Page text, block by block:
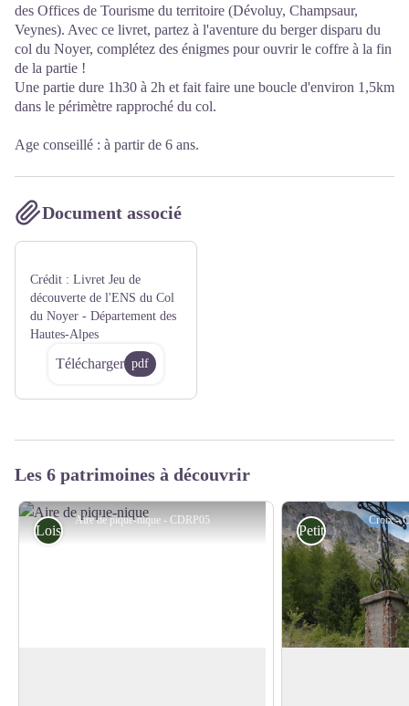
des Offices de Tourisme du territoire (Dévoluy, Champsaur,
Veynes). Avec ce livret, partez à l'aventure du berger disparu du
col du Noyer, complétez des énigmes pour ouvrir le coffre à la fin
de la partie !
Une partie dure 1h30 à 2h et fait faire une boucle d'environ 1,5km
dans le périmètre rapproché du col.
Age conseillé : à partir de 6 ans.
Document associé
Crédit : Livret Jeu de
découverte de l'ENS du Col
du Noyer - Département des
Hautes-Alpes
Télécharger pdf
Les 6 patrimoines à découvrir
Aire de pique-nique - CDRP05
Loisirs
Croix -
Petit patrimoine